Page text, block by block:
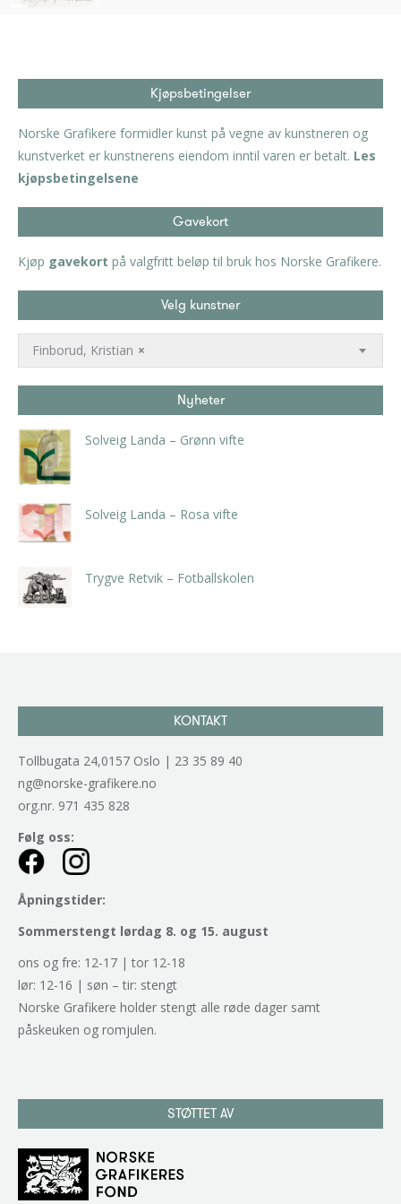
Kjøpsbetingelser
Norske Grafikere formidler kunst på vegne av kunstneren og
kunstverket er kunstnerens eiendom inntil varen er betalt. Les
kjøpsbetingelsene
Gavekort
Kjøp gavekort på valgfritt beløp til bruk hos Norske Grafikere.
Velg kunstner
×
Finborud, Kristian
Nyheter
Solveig Landa – Grønn vifte
Solveig Landa – Rosa vifte
Trygve Retvik – Fotballskolen
KONTAKT
Tollbugata 24,0157 Oslo | 23 35 89 40
ng@norske-grafikere.no
org.nr. 971 435 828
Følg oss:
Åpningstider:
Sommerstengt lørdag 8. og 15. august
ons og fre: 12-17 | tor 12-18
lør: 12-16 | søn – tir: stengt
Norske Grafikere holder stengt alle røde dager samt
påskeuken og romjulen.
STØTTET AV